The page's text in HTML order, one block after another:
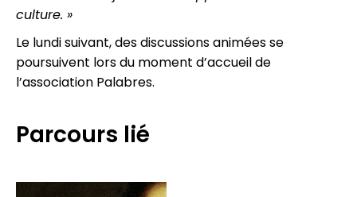
culture. »
Le lundi suivant, des discussions animées se
poursuivent lors du moment d’accueil de
l’association Palabres.
Parcours lié